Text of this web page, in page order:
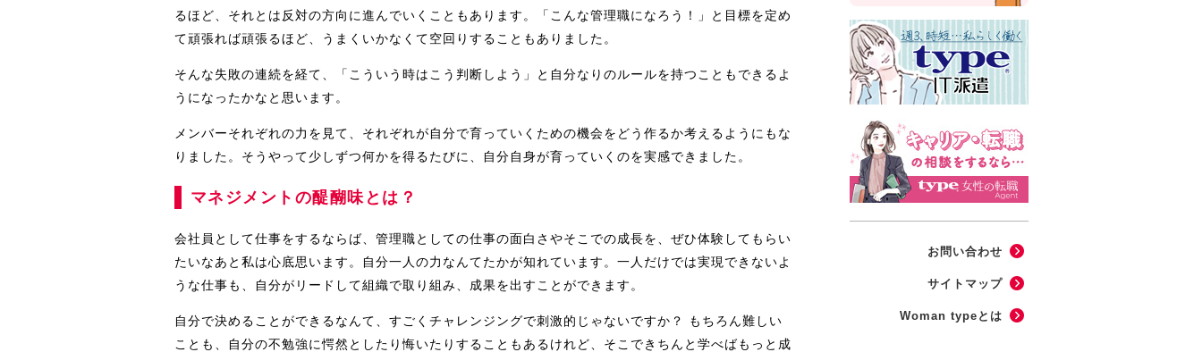
るほど、それとは反対の方向に進んでいくこともあります。「こんな管理職になろう！」と目標を定め
て頑張れば頑張るほど、うまくいかなくて空回りすることもありました。
そんな失敗の連続を経て、「こういう時はこう判断しよう」と自分なりのルールを持つこともできるよ
うになったかなと思います。
メンバーそれぞれの力を見て、それぞれが自分で育っていくための機会をどう作るか考えるようにもな
りました。そうやって少しずつ何かを得るたびに、自分自身が育っていくのを実感できました。
マネジメントの醍醐味とは？
会社員として仕事をするならば、管理職としての仕事の面白さやそこでの成長を、ぜひ体験してもらい
たいなあと私は心底思います。自分一人の力なんてたかが知れています。一人だけでは実現できないよ
うな仕事も、自分がリードして組織で取り組み、成果を出すことができます。
自分で決めることができるなんて、すごくチャレンジングで刺激的じゃないですか？ もちろん難しい
ことも、自分の不勉強に愕然としたり悔いたりすることもあるけれど、そこできちんと学べばもっと成
お問い合わせ
サイトマップ
Woman typeとは